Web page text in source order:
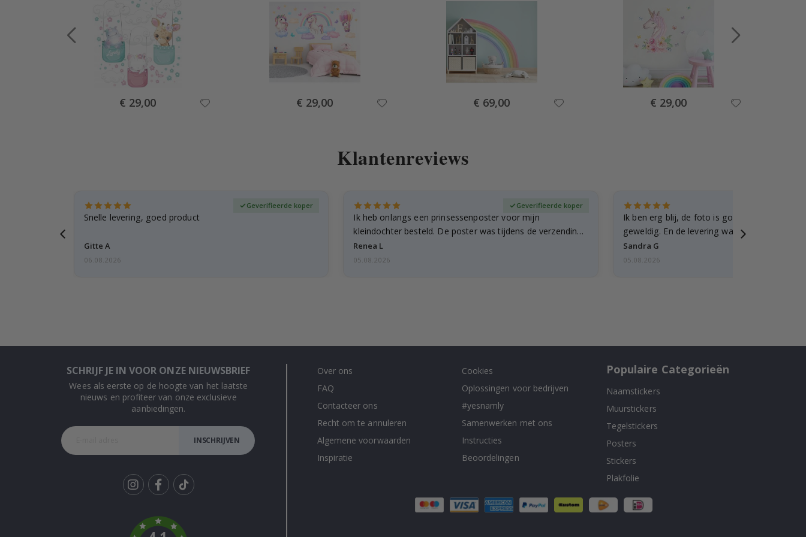
Special
Price
€ 29,00 Special
Price
€ 29,00 Special
Price
€ 69,00 Special
Price
€ 29,00
Klantenreviews
Snelle levering, goed product
Gitte A
Geverifieerde koper
06.08.2026
Ik heb onlangs een prinsessenposter voor mijn
kleindochter besteld. De poster was tijdens de verzending
licht…
Renea L
Geverifieerde koper
05.08.2026
Ik ben erg blij, de foto is goed gelukt en de
geweldig. En de levering was snel.
Sandra G
05.08.2026
SCHRIJF JE IN VOOR ONZE NIEUWSBRIEF
Wees als eerste op de hoogte van het laatste
nieuws en profiteer van onze exclusieve
aanbiedingen.
INSCHRIJVEN
k
Over ons
FAQ
Contacteer ons
Recht om te annuleren
Algemene voorwaarden
Inspiratie
Cookies
Oplossingen voor bedrijven
#yesnamly
Samenwerken met ons
Instructies
Beoordelingen
Populaire Categorieën
Naamstickers
Muurstickers
Tegelstickers
Posters
Stickers
Plakfolie